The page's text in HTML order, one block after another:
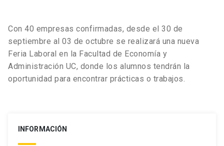
Con 40 empresas confirmadas, desde el 30 de
septiembre al 03 de octubre se realizará una nueva
Feria Laboral en la Facultad de Economía y
Administración UC, donde los alumnos tendrán la
oportunidad para encontrar prácticas o trabajos.
INFORMACIÓN